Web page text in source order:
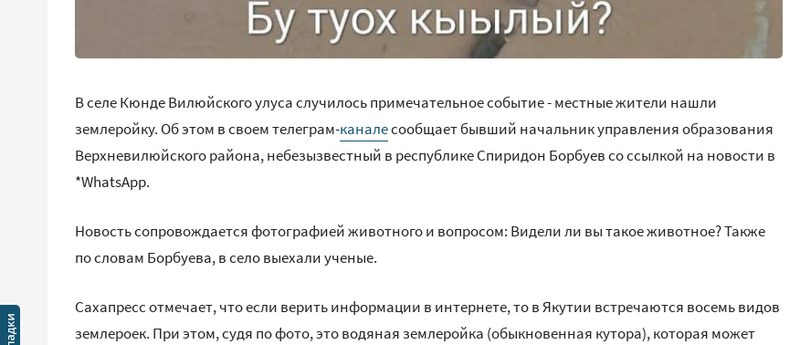
В селе Кюнде Вилюйского улуса случилось примечательное событие - местные жители нашли
землеройку. Об этом в своем телеграм-каналесообщает бывший начальник управления образования
Верхневилюйского района, небезызвестный в республике Спиридон Борбуев со ссылкой на новости в
*WhatsApp.
Новость сопровождается фотографией животного и вопросом: Видели ли вы такое животное? Также
по словам Борбуева, в село выехали ученые.
Сахапресс отмечает, что если верить информации в интернете, то в Якутии встречаются восемь видов
землероек. При этом, судя по фото, это водяная землеройка (обыкновенная кутора), которая может